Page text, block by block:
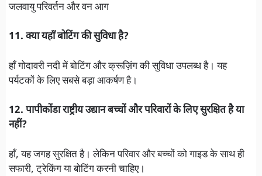
जलवायु परिवर्तन और वन आग
11. क्या यहाँ बोटिंग की सुविधा है?
हाँ गोदावरी नदी में बोटिंग और क्रूज़िंग की सुविधा उपलब्ध है। यह
पर्यटकों के लिए सबसे बड़ा आकर्षण है।
12. पापीकोंडा राष्ट्रीय उद्यान बच्चों और परिवारों के लिए सुरक्षित है या
नहीं?
हाँ, यह जगह सुरक्षित है। लेकिन परिवार और बच्चों को गाइड के साथ ही
सफारी, ट्रेकिंग या बोटिंग करनी चाहिए।